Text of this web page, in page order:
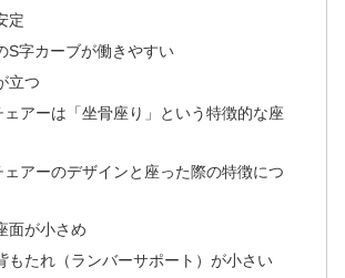
定
S字カーブが働きやすい
立つ
ェアーは「坐骨座り」という特徴的な座
ェアーのデザインと座った際の特徴につ
面が小さめ
もたれ（ランバーサポート）が小さい